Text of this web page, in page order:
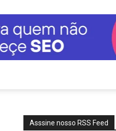
Asssine nosso RSS Feed